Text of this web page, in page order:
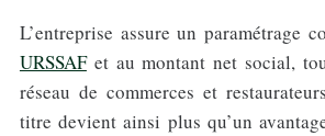
L’entreprise assure un paramétrage
URSSAFet au montant net social,
réseau de commerces et
titre devient ainsi plus qu’un